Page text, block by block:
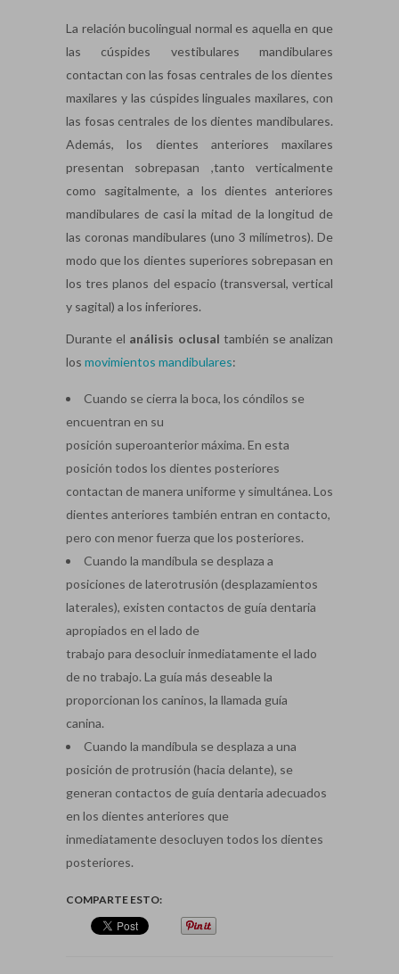
La relación bucolingual normal es aquella en que
las cúspides vestibulares mandibulares
contactan con las fosas centrales de los dientes
maxilares y las cúspides linguales maxilares, con
las fosas centrales de los dientes mandibulares.
Además, los dientes anteriores maxilares
presentan sobrepasan ,tanto verticalmente
como sagitalmente, a los dientes anteriores
mandibulares de casi la mitad de la longitud de
las coronas mandibulares (uno 3 milímetros). De
modo que los dientes superiores sobrepasan en
los tres planos del espacio (transversal, vertical
y sagital) a los inferiores.
Durante el análisis oclusal también se analizan
los movimientos mandibulares:
Cuando se cierra la boca, los cóndilos se
encuentran en su
posición superoanterior máxima. En esta
posición todos los dientes posteriores
contactan de manera uniforme y simultánea. Los
dientes anteriores también entran en contacto,
pero con menor fuerza que los posteriores.
Cuando la mandíbula se desplaza a
posiciones de laterotrusión (desplazamientos
laterales), existen contactos de guía dentaria
apropiados en el lado de
trabajo para desocluir inmediatamente el lado
de no trabajo. La guía más deseable la
proporcionan los caninos, la llamada guía
canina.
Cuando la mandíbula se desplaza a una
posición de protrusión (hacia delante), se
generan contactos de guía dentaria adecuados
en los dientes anteriores que
inmediatamente desocluyen todos los dientes
posteriores.
COMPARTE ESTO: